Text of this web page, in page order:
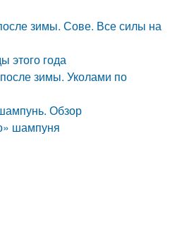
зимы. Сове. Все силы на
этого года
зимы. Уколами по
Обзор
шампуня